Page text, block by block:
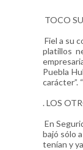
TOCO
Fiel a su
platillos
Puebla
carácter”.
. LOS
En
bajó sólo
tenían y